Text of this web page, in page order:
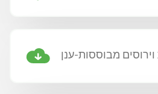
מבוססות-ענן